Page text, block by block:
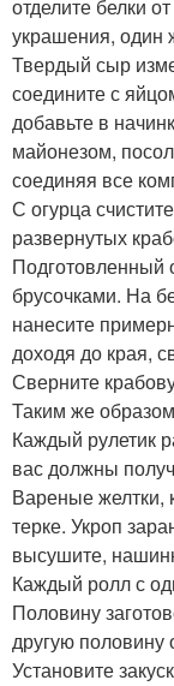
отделите белки
украшения, один
Твердый сыр
соедините с
добавьте в
майонезом,
соединяя все
С огурца
развернутых
Подготовленный
брусочками. На
нанесите
доходя до края,
Сверните
Таким же
Каждый рулетик
вас должны
Вареные желтки,
терке. Укроп
высушите,
Каждый ролл с
Половину
другую половину
Установите